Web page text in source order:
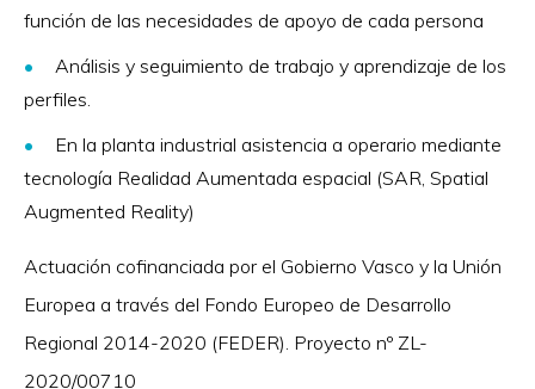
función de las necesidades de apoyo de cada persona
Análisis y seguimiento de trabajo y aprendizaje de los
perfiles.
En la planta industrial asistencia a operario mediante
tecnología Realidad Aumentada espacial (SAR, Spatial
Augmented Reality)
Actuación cofinanciada por el Gobierno Vasco y la Unión
Europea a través del Fondo Europeo de Desarrollo
Regional 2014-2020 (FEDER). Proyecto nº ZL-
2020/00710